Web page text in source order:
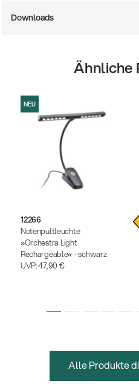
Downloads
Ähnliche
NEU
12266
Notenpultleuchte
»Orchestra Light
Rechargeable« - schwarz
UVP:47,90 €
Alle Produkte